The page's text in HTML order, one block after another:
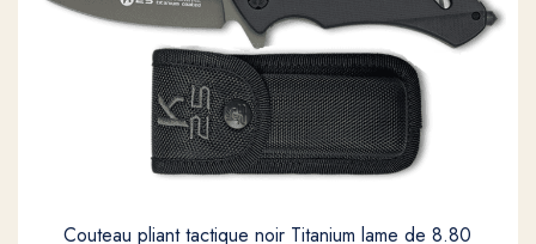
Couteau pliant tactique noir Titanium lame de 8.80